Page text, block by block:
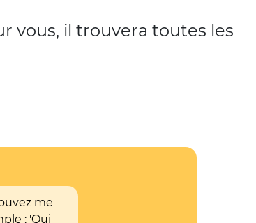
vous, il trouvera toutes les
me
: 'Qui